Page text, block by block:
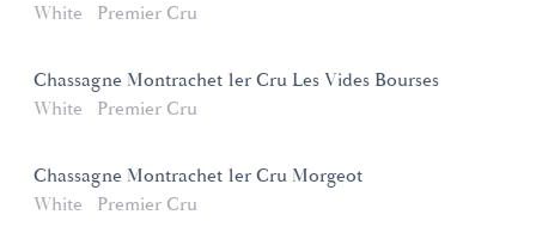
White
Premier Cru
Chassagne Montrachet 1er Cru Les Vides Bourses
White
Premier Cru
Chassagne Montrachet 1er Cru Morgeot
White
Premier Cru